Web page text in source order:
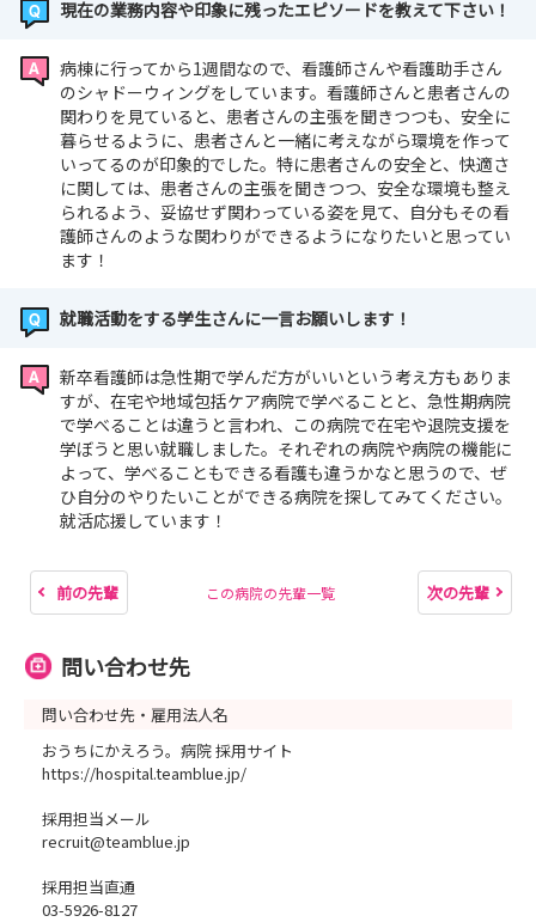
現在の業務内容や印象に残ったエピソードを教えて下さい！
病棟に行ってから1週間なので、看護師さんや看護助手さん
のシャドーウィングをしています。看護師さんと患者さんの
関わりを見ていると、患者さんの主張を聞きつつも、安全に
暮らせるように、患者さんと一緒に考えながら環境を作って
いってるのが印象的でした。特に患者さんの安全と、快適さ
に関しては、患者さんの主張を聞きつつ、安全な環境も整え
られるよう、妥協せず関わっている姿を見て、自分もその看
護師さんのような関わりができるようになりたいと思ってい
ます！
就職活動をする学生さんに一言お願いします！
新卒看護師は急性期で学んだ方がいいという考え方もありま
すが、在宅や地域包括ケア病院で学べることと、急性期病院
で学べることは違うと言われ、この病院で在宅や退院支援を
学ぼうと思い就職しました。それぞれの病院や病院の機能に
よって、学べることもできる看護も違うかなと思うので、ぜ
ひ自分のやりたいことができる病院を探してみてください。
就活応援しています！
前の先輩 この病院の先輩一覧 次の先輩
問い合わせ先
問い合わせ先・雇用法人名
おうちにかえろう。病院 採用サイト
https://hospital.teamblue.jp/
採用担当メール
recruit@teamblue.jp
採用担当直通
03-5926-8127